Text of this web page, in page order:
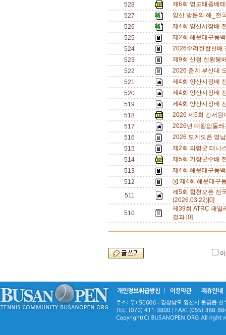
528
제6회 영도태종배
527
양산 방문의 해_전
526
제4회 양산시장배
525
제2회 해운대구동
524
2026수려한합천배
523
제9회 산청 천왕봉
522
2026 춘계 부산대
521
제4회 양산시장배
520
제4회 양산시장배
519
제4회 양산시장배
518
2026 제5회 강서
517
2026년 대왕암둘
516
2026 도계오픈 영
515
제2회 의령군 테니
514
제5회 기장군수배
513
제4회 해운대구동
512
제4회 해운대구
511
제5회 합천오픈 전
(2026.03.22)[0]
510
제39회 ATRC 패밀
결과 [0]